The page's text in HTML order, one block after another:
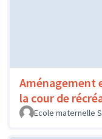
Aménagement
la cour de
Ecole maternelle